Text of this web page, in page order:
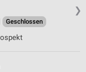
❯
Geschlossen
von